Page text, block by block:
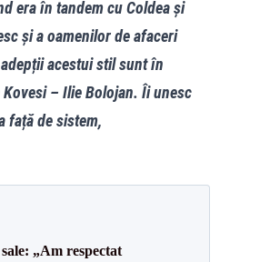
era în tandem cu Coldea și
și a oamenilor de afaceri
acestui stil sunt în
– Ilie Bolojan. Îi unesc
față de sistem,
„Am respectat